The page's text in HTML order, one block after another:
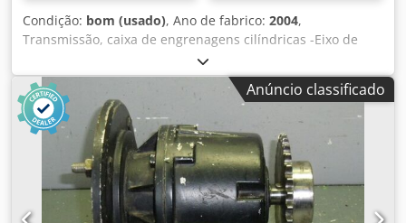
Condição: bom (usado), Ano de fabrico: 2004,
Transmissão, caixa de engrenagens cilíndricas -Eixo de
acionamento: Ø 25 mm, eixo oco -Eixo oco: Ø 24 mm -
Dimensões: 220/190/A185 mm -Peso: 14 kg Dcedpsb A Iq
Isfx Aggsk -Redução: 1:20
Anúncio classificado